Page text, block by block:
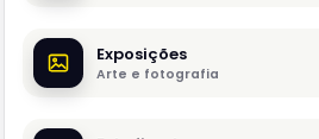
Exposições
Arte e fotografia